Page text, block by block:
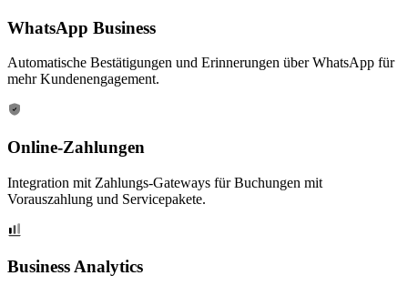
WhatsApp Business
Automatische Bestätigungen und Erinnerungen über WhatsApp für
mehr Kundenengagement.
Online-Zahlungen
Integration mit Zahlungs-Gateways für Buchungen mit
Vorauszahlung und Servicepakete.
Business Analytics